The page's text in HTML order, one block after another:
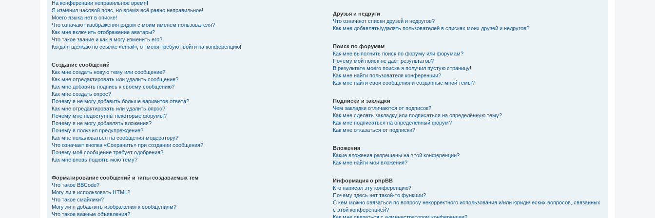
На конференции неправильное время!
Я изменил часовой пояс, но время всё равно неправильное!
Моего языка нет в списке!
Что означают изображения рядом с моим именем пользователя?
Как мне включить отображение аватары?
Что такое звание и как я могу изменить его?
Когда я щёлкаю по ссылке «email», от меня требуют войти на конференцию!
Создание сообщений
Как мне создать новую тему или сообщение?
Как мне отредактировать или удалить сообщение?
Как мне добавить подпись к своему сообщению?
Как мне создать опрос?
Почему я не могу добавить больше вариантов ответа?
Как мне отредактировать или удалить опрос?
Почему мне недоступны некоторые форумы?
Почему я не могу добавлять вложения?
Почему я получил предупреждение?
Как мне пожаловаться на сообщения модератору?
Что означает кнопка «Сохранить» при создании сообщения?
Почему моё сообщение требует одобрения?
Как мне вновь поднять мою тему?
Форматирование сообщений и типы создаваемых тем
Что такое BBCode?
Могу ли я использовать HTML?
Что такое смайлики?
Могу ли я добавлять изображения к сообщениям?
Что такое важные объявления?
Друзья и недруги
Что означают списки друзей и недругов?
Как мне добавлять/удалять пользователей в списках моих друзей и недругов?
Поиск по форумам
Как мне выполнить поиск по форуму или форумам?
Почему мой поиск не даёт результатов?
В результате моего поиска я получил пустую страницу!
Как мне найти пользователя конференции?
Как мне найти свои сообщения и созданные мной темы?
Подписки и закладки
Чем закладки отличаются от подписок?
Как мне сделать закладку или подписаться на определённую тему?
Как мне подписаться на определённый форум?
Как мне отказаться от подписки?
Вложения
Какие вложения разрешены на этой конференции?
Как мне найти мои вложения?
Информация о phpBB
Кто написал эту конференцию?
Почему здесь нет такой-то функции?
С кем можно связаться по вопросу некорректного использования и/или юридических вопросов, связанных
с этой конференцией?